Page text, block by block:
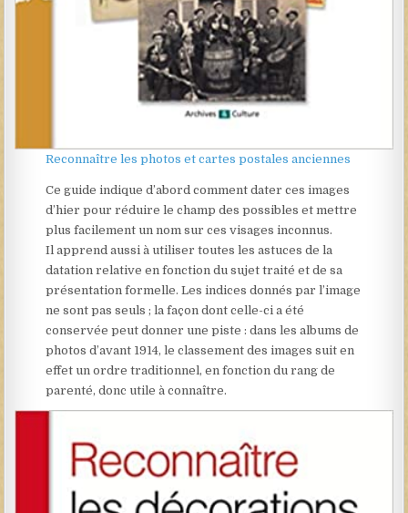
Reconnaître les photos et cartes postales anciennes
Ce guide indique d’abord comment dater ces images
d’hier pour réduire le champ des possibles et mettre
plus facilement un nom sur ces visages inconnus.
Il apprend aussi à utiliser toutes les astuces de la
datation relative en fonction du sujet traité et de sa
présentation formelle. Les indices donnés par l’image
ne sont pas seuls ; la façon dont celle-ci a été
conservée peut donner une piste : dans les albums de
photos d’avant 1914, le classement des images suit en
effet un ordre traditionnel, en fonction du rang de
parenté, donc utile à connaître.